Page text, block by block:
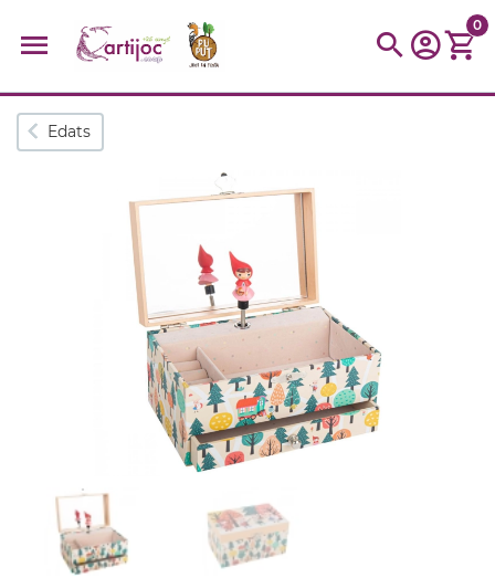
Cerques populars
trencaclosques
parquing kit
0
Edats